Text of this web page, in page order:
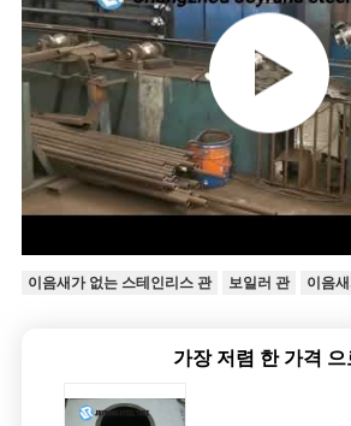
이음새가 없는 스테인리스 관 보일러 관 이음
가장 저렴 한 가격 으